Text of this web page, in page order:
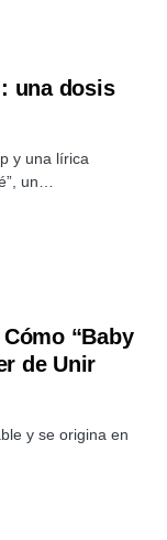
una dosis
y una lírica
un…
“Baby
de Unir
y se origina en